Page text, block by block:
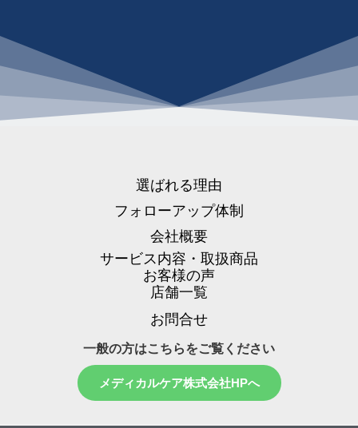
選ばれる理由
フォローアップ体制
会社概要
サービス内容・取扱商品
お客様の声
店舗一覧
お問合せ
一般の方はこちらをご覧ください
メディカルケア株式会社HPへ